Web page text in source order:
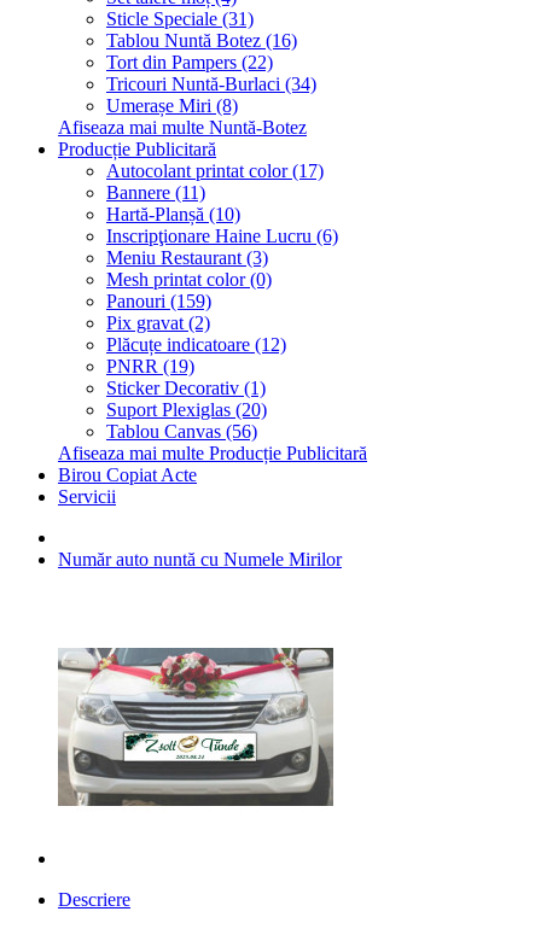
Sticle Speciale (31)
Tablou Nuntă Botez (16)
Tort din Pampers (22)
Tricouri Nuntă-Burlaci (34)
Umerașe Miri (8)
Afiseaza mai multe Nuntă-Botez
Producție Publicitară
Autocolant printat color (17)
Bannere (11)
Hartă-Planșă (10)
Inscripţionare Haine Lucru (6)
Meniu Restaurant (3)
Mesh printat color (0)
Panouri (159)
Pix gravat (2)
Plăcuțe indicatoare (12)
PNRR (19)
Sticker Decorativ (1)
Suport Plexiglas (20)
Tablou Canvas (56)
Afiseaza mai multe Producție Publicitară
Birou Copiat Acte
Servicii
Număr auto nuntă cu Numele Mirilor
Descriere